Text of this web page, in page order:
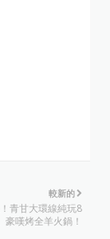
較新的
青甘大環線純玩8
嘆烤全羊火鍋！